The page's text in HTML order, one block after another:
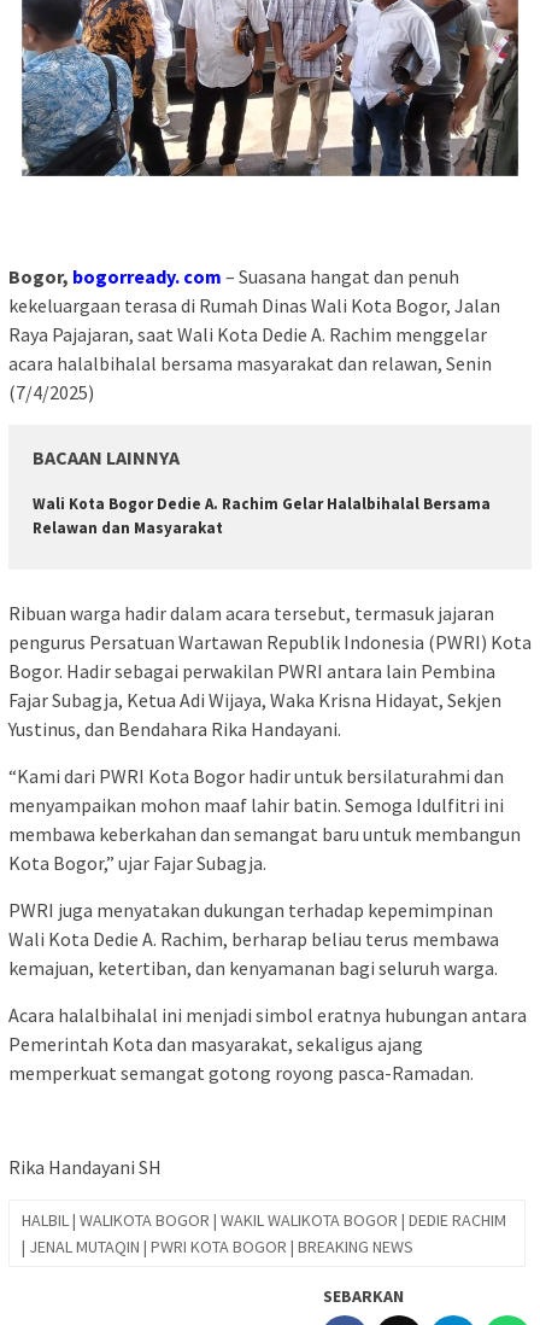
Bogor, bogorready. com – Suasana hangat dan penuh
kekeluargaan terasa di Rumah Dinas Wali Kota Bogor, Jalan
Raya Pajajaran, saat Wali Kota Dedie A. Rachim menggelar
acara halalbihalal bersama masyarakat dan relawan, Senin
(7/4/2025)
BACAAN LAINNYA
Wali Kota Bogor Dedie A. Rachim Gelar Halalbihalal Bersama
Relawan dan Masyarakat
Ribuan warga hadir dalam acara tersebut, termasuk jajaran
pengurus Persatuan Wartawan Republik Indonesia (PWRI) Kota
Bogor. Hadir sebagai perwakilan PWRI antara lain Pembina
Fajar Subagja, Ketua Adi Wijaya, Waka Krisna Hidayat, Sekjen
Yustinus, dan Bendahara Rika Handayani.
“Kami dari PWRI Kota Bogor hadir untuk bersilaturahmi dan
menyampaikan mohon maaf lahir batin. Semoga Idulfitri ini
membawa keberkahan dan semangat baru untuk membangun
Kota Bogor,” ujar Fajar Subagja.
PWRI juga menyatakan dukungan terhadap kepemimpinan
Wali Kota Dedie A. Rachim, berharap beliau terus membawa
kemajuan, ketertiban, dan kenyamanan bagi seluruh warga.
Acara halalbihalal ini menjadi simbol eratnya hubungan antara
Pemerintah Kota dan masyarakat, sekaligus ajang
memperkuat semangat gotong royong pasca-Ramadan.
Rika Handayani SH
HALBIL | WALIKOTA BOGOR | WAKIL WALIKOTA BOGOR | DEDIE RACHIM
| JENAL MUTAQIN | PWRI KOTA BOGOR | BREAKING NEWS
SEBARKAN